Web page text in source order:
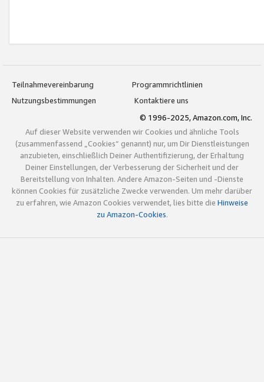
Teilnahmevereinbarung
Programmrichtlinien
Nutzungsbestimmungen
Kontaktiere uns
© 1996-2025, Amazon.com, Inc.
Auf dieser Website verwenden wir Cookies und ähnliche Tools
(zusammenfassend „Cookies“ genannt) nur, um Dir Dienstleistungen
anzubieten, einschließlich Deiner Authentifizierung, der Erhaltung
Deiner Einstellungen, der Verbesserung der Sicherheit und der
Bereitstellung von Inhalten. Andere Amazon-Seiten und -Dienste
können Cookies für zusätzliche Zwecke verwenden. Um mehr darüber
zu erfahren, wie Amazon Cookies verwendet, lies bitte die Hinweise
zu Amazon-Cookies.